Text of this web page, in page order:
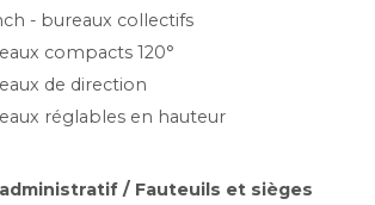
- bureaux collectifs
compacts 120°
de direction
réglables en hauteur
/ Fauteuils et sièges
(france metropolitaine), franco ensuite.